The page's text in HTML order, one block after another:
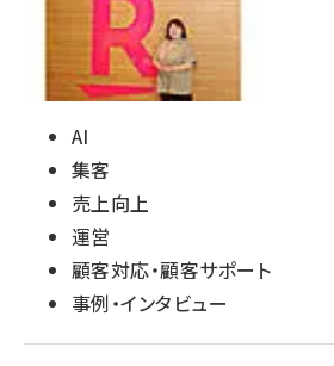
AI
集客
売上向上
運営
顧客対応・顧客サポート
事例・インタビュー